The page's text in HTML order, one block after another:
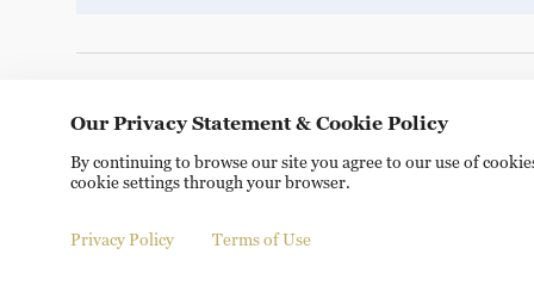
Copyright © 2024 CGTN. 京ICP备20000184号
Our Privacy Statement & Cookie Policy
By continuing to browse our site you agree to our use of
cookie settings through your browser.
Privacy Policy Terms of Use